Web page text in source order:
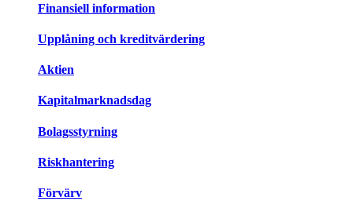
Finansiell information
Upplåning och kreditvärdering
Aktien
Kapitalmarknadsdag
Bolagsstyrning
Riskhantering
Förvärv